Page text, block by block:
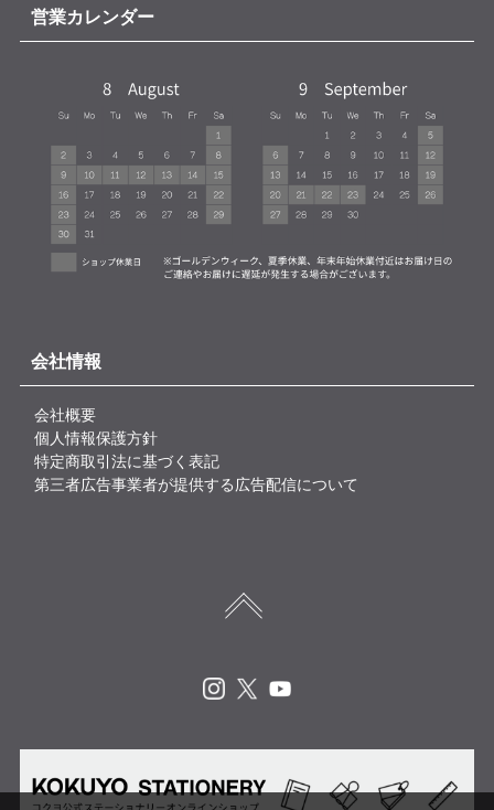
営業カレンダー
会社情報
会社概要
個人情報保護方針
特定商取引法に基づく表記
第三者広告事業者が提供する広告配信について